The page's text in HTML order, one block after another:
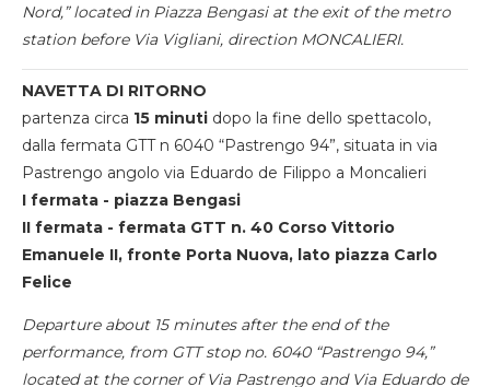
Nord,” located in Piazza Bengasi at the exit of the metro
station before Via Vigliani, direction MONCALIERI.
NAVETTA DI RITORNO
partenza circa 15 minuti dopo la fine dello spettacolo,
dalla fermata GTT n 6040 “Pastrengo 94”, situata in via
Pastrengo angolo via Eduardo de Filippo a Moncalieri
I fermata - piazza Bengasi
II fermata - fermata GTT n. 40 Corso Vittorio
Emanuele II, fronte Porta Nuova, lato piazza Carlo
Felice
Departure about 15 minutes after the end of the
performance, from GTT stop no. 6040 “Pastrengo 94,”
located at the corner of Via Pastrengo and Via Eduardo de